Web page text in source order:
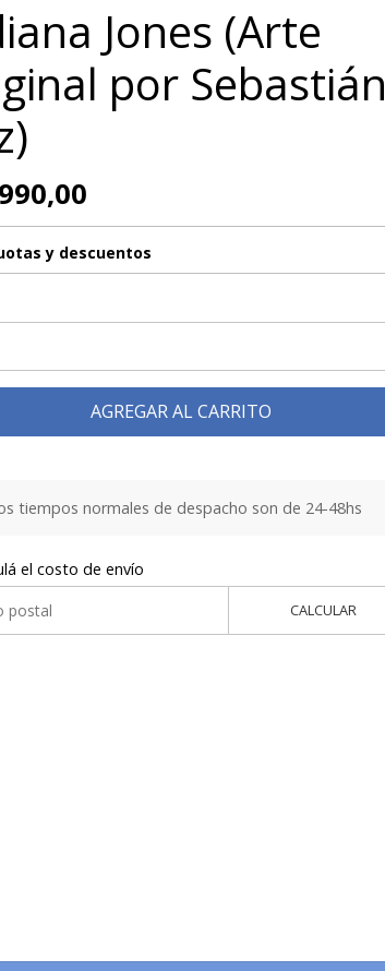
Jones (Arte
por Sebastián
y descuentos
AGREGAR AL CARRITO
tiempos normales de despacho son de 24-48hs
el costo de envío
CALCULAR